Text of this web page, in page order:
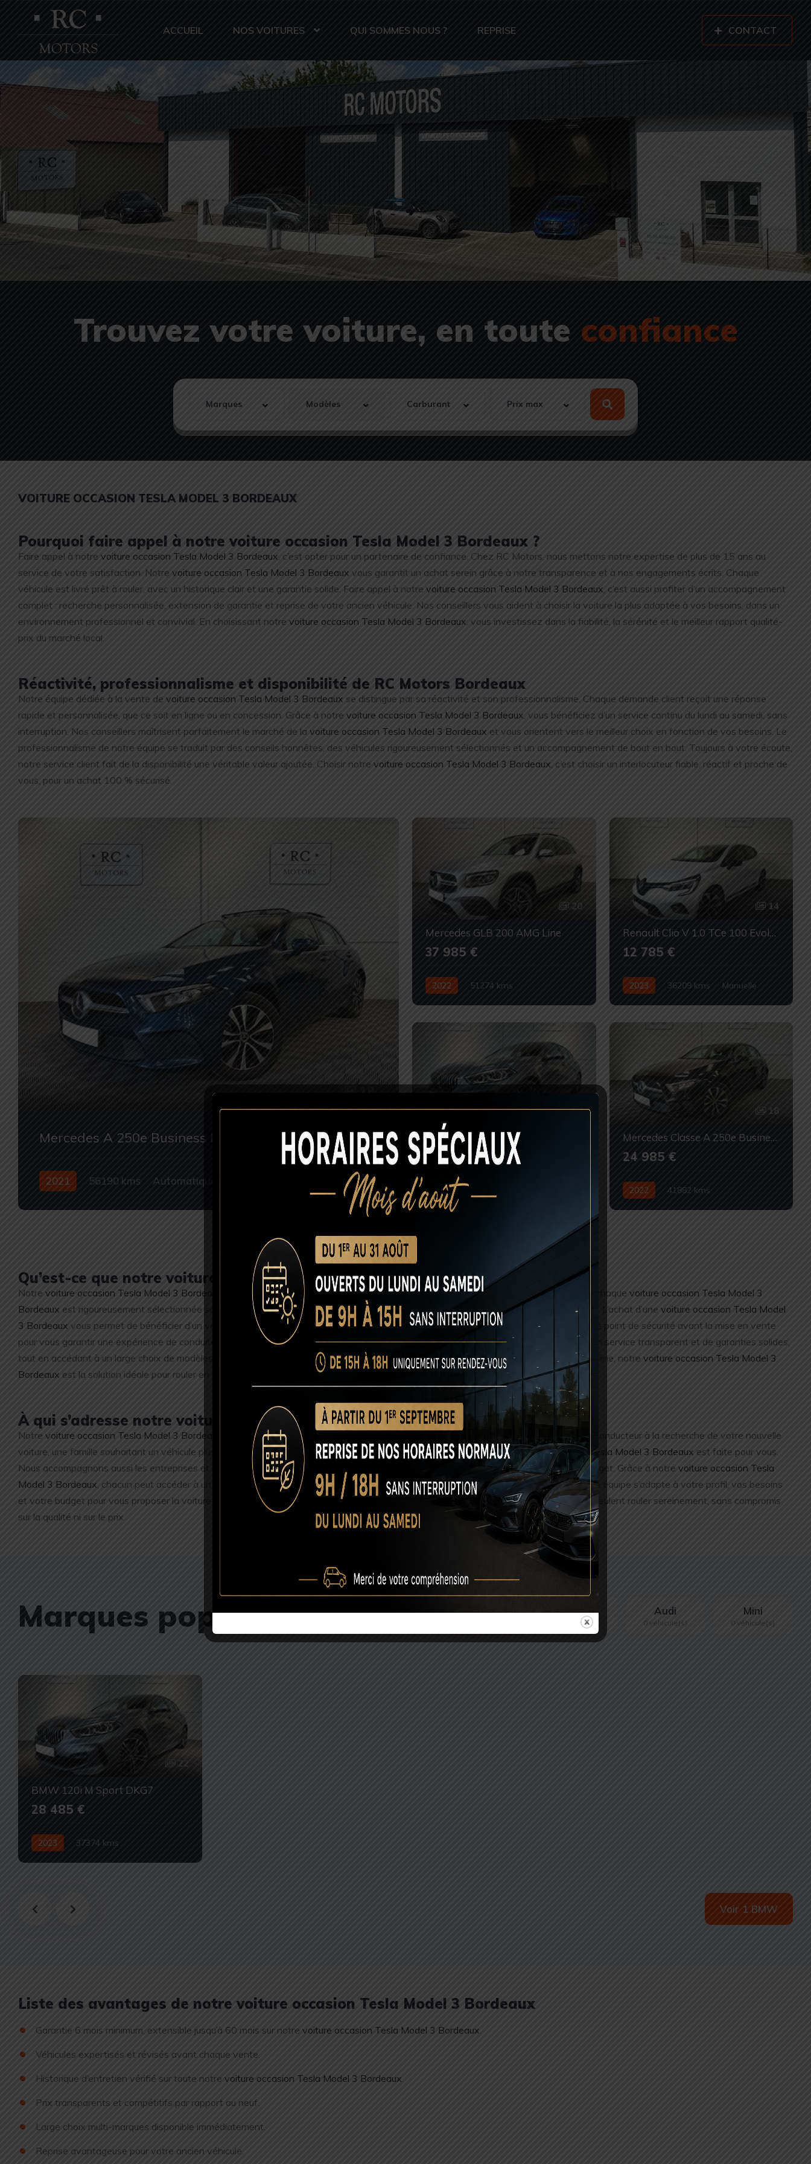
ACCUEIL NOS VOITURES QUI SOMMES NOUS ? REPRISE CONTACT
Trouvez votre voiture, en toute confiance
VOITURE OCCASION TESLA MODEL 3 BORDEAUX
Pourquoi faire appel à notre voiture occasion Tesla Model 3 Bordeaux ?
Faire appel à notre voiture occasion Tesla Model 3 Bordeaux , c’est opter pour un partenaire de confiance. Chez RC Motors, nous mettons notre expertise de plus de 15 ans au
service de votre satisfaction. Notre voiture occasion Tesla Model 3 Bordeaux vous garantit un achat serein grâce à notre transparence et à nos engagements écrits. Chaque
véhicule est livré prêt à rouler, avec un historique clair et une garantie solide. Faire appel à notre voiture occasion Tesla Model 3 Bordeaux , c’est aussi profiter d’un accompagnement
complet : recherche personnalisée, extension de garantie et reprise de votre ancien véhicule. Nos conseillers vous aident à choisir la voiture la plus adaptée à vos besoins, dans un
environnement professionnel et convivial. En choisissant notre voiture occasion Tesla Model 3 Bordeaux , vous investissez dans la fiabilité, la sérénité et le meilleur rapport qualité-
prix du marché local.
Réactivité, professionnalisme et disponibilité de RC Motors Bordeaux
Notre équipe dédiée à la vente de voiture occasion Tesla Model 3 Bordeaux se distingue par sa réactivité et son professionnalisme. Chaque demande client reçoit une réponse
rapide et personnalisée, que ce soit en ligne ou en concession. Grâce à notre voiture occasion Tesla Model 3 Bordeaux , vous bénéficiez d’un service continu du lundi au samedi, sans
interruption. Nos conseillers maîtrisent parfaitement le marché de la voiture occasion Tesla Model 3 Bordeaux et vous orientent vers le meilleur choix en fonction de vos besoins. Le
professionnalisme de notre équipe se traduit par des conseils honnêtes, des véhicules rigoureusement sélectionnés et un accompagnement de bout en bout. Toujours à votre écoute,
notre service client fait de la disponibilité une véritable valeur ajoutée. Choisir notre voiture occasion Tesla Model 3 Bordeaux , c’est choisir un interlocuteur fiable, réactif et proche de
vous, pour un achat 100 % sécurisé.
Mercedes A 250e Business Line
2021 56190 kms Automatique 23 985 €
20
Mercedes GLB 200 AMG Line
37 985 €
2022
51274 kms
14
Renault Clio V 1.0 TCe 100 Evolution GPL
12 785 €
2023 36209 kms
Manuelle
22
BMW 120i M Sport DKG7
28 485 €
2023
Automatique
18
Mercedes Classe A 250e Business Line 8G-DCT
24 985 €
2022
41882 kms
Qu’est-ce que notre voiture occasion Tesla Model 3 Bordeaux ?
Notre voiture occasion Tesla Model 3 Bordeaux représente l’équilibre parfait entre qualité, fiabilité et budget maîtrisé. Chez RC Motors, chaque voiture occasion Tesla Model 3
Bordeaux est rigoureusement sélectionnée selon des critères exigeants : faible kilométrage, carnet d’entretien à jour et historique vérifié. L’achat d’une voiture occasion Tesla Model
3 Bordeaux vous permet de bénéficier d’un véhicule proche du neuf, sans les inconvénients de la décote. Nos experts contrôlent chaque point de sécurité avant la mise en vente
pour vous garantir une expérience de conduite sereine. En choisissant notrevoiture occasion Tesla Model 3 Bordeaux
, vous profitez d’un service transparent et de garanties solides,
tout en accédant à un large choix de modèles récents, toutes marques confondues. Que vous cherchiez une citadine, un SUV ou une berline, notre voiture occasion Tesla Model 3
Bordeaux est la solution idéale pour rouler en toute confiance, à un prix juste et sans mauvaise surprise.
À qui s’adresse notre voiture occasion Tesla Model 3 Bordeaux ?
Notre voiture occasion Tesla Model 3 Bordeaux
s’adresse à tous les conducteurs soucieux de qualité et de fiabilité. Que vous soyez un conducteur à la recherche de votre nouvelle
voiture, une famille souhaitant un véhicule plus spacieux, ou un professionnel en quête d’un véhicule spécifique, notrevoiture occasion Tesla Model 3 Bordeaux est faite pour vous.
Nous accompagnons aussi les entreprises et les indépendants qui recherchent un véhicule de fonction performant sans alourdir leur budget. Grâce à notre voiture occasion Tesla
Model 3 Bordeaux , chacun peut accéder à un modèle récent, bien équipé, et garanti, tout en bénéficiant de conseils personnalisés. Notre équipe s’adapte à votre profil, vos besoins
et votre budget pour vous proposer la voiture idéale. En bref, notre
voiture occasion Tesla Model 3 Bordeaux s’adresse à tous ceux qui veulent rouler sereinement, sans compromis
sur la qualité ni sur le prix.
Marques populaires BMW Mercedes
4 véhicule(s)
Audi
0 véhicule(s)
Mini
0 véhicule(s)
22
BMW 120i M Sport DKG7
28 485 €
2023
37374 kms
Voir 1 BMW
Liste des avantages de notre voiture occasion Tesla Model 3 Bordeaux
Garantie 6 mois minimum, extensible jusqu’à 60 mois sur notre voiture occasion Tesla Model 3 Bordeaux.
Véhicules expertisés et révisés avant chaque vente.
Historique d’entretien vérifié sur toute notre voiture occasion Tesla Model 3 Bordeaux.
Prix transparents et compétitifs par rapport au neuf.
Large choix multi-marques disponible immédiatement.
Reprise avantageuse pour votre ancien véhicule.